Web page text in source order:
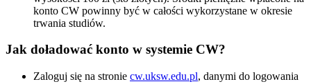
konto CW powinny być w całości wykorzystane w okresie
trwania studiów.
Jak doładować konto w systemie CW?
Zaloguj się na stronie cw.uksw.edu.pl, danymi do logowania